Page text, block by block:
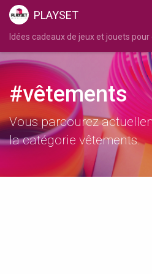
PLAYSET
Idées cadeaux de jeux et jouets
#vêtements
Vous parcourez
la catégorie vêtements.